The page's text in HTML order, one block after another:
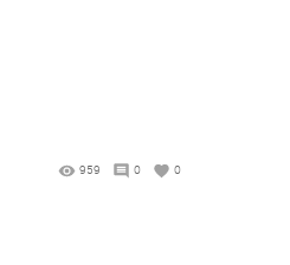
959 0 0